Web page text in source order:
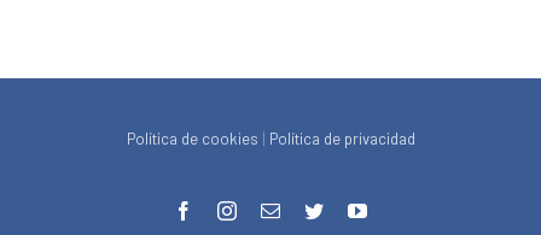
Política de cookies | Política de privacidad
facebookinstagram
Correotwitteryoutube